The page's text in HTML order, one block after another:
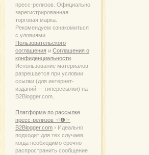
пресс-релизов. Официально
зарегистрированная
торговая марка.
Рекомендуем ознакомиться
с уловиями
Пользовательского
соглашения и Соглашения о
конфиденциальности
Использование материалов
разрешается при условии
ссылки (для интернет-
изданий — гиперссылки) на
B2Blogger.com.
Платформа по рассылке
пресс-релизов ☜❶☞
B2Blogger.com › Идеально
подходит для тех случаев,
когда необходимо срочно
распространить сообщение